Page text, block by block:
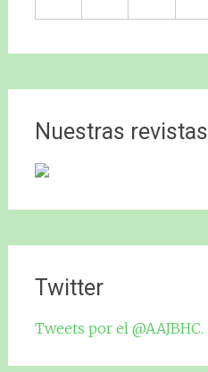
Nuestras revistas
Twitter
Tweets por el @AAJBHC.